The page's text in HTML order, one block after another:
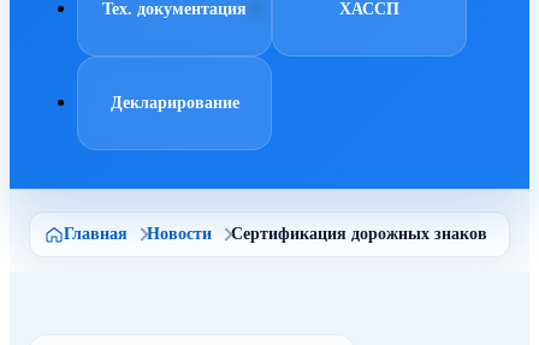
Тех. документация ХАССП
Декларирование
Главная Новости Сертификация дорожных знаков